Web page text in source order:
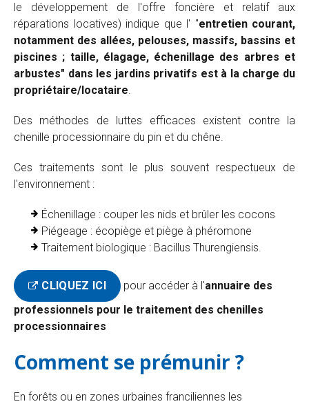
le développement de l'offre foncière et relatif aux
réparations locatives) indique que l' "entretien courant,
notamment des allées, pelouses, massifs, bassins et
piscines ; taille, élagage, échenillage des arbres et
arbustes" dans les jardins privatifs est à la charge du
propriétaire/locataire.
Des méthodes de luttes efficaces existent contre la
chenille processionnaire du pin et du chêne.
Ces traitements sont le plus souvent respectueux de
l'environnement :
Échenillage : couper les nids et brûler les cocons
Piégeage : écopiège et piège à phéromone
Traitement biologique : Bacillus Thurengiensis.
CLIQUEZ ICI pour accéder à l'annuaire des
professionnels pour le traitement des chenilles
processionnaires
Comment se prémunir ?
En forêts ou en zones urbaines franciliennes les